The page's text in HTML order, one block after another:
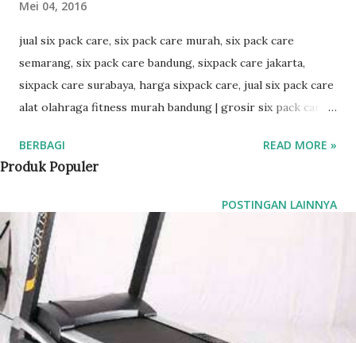
Mei 04, 2016
jual six pack care, six pack care murah, six pack care
semarang, six pack care bandung, sixpack care jakarta,
sixpack care surabaya, harga sixpack care, jual six pack care
alat olahraga fitness murah bandung | grosir six pack care
olahraga pembentukan tubuh agar lebih bagus, jual six pack
care harga murah jakarta bandung semarang jember
betis melalui gerakan gerakan sit up, push up. dengan alat
ini olahraga menjadi lebih mudah dan menyenangkan. six
pack care merupakan alat olahraga best seller yang sedang
booming khususnya di dunia olahraga. anda tidak boleh
ketinggalan dengan alat yang satu ini. alat six pack care
seperti yang dilihat di tv. segera dapatkan di toko kami.
BERBAGI READ MORE »
POSTINGAN LAINNYA
Produk Populer